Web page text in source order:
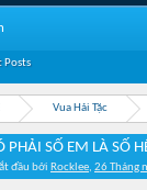
Vua Hải Tặc
PHẢI SỐ EM LÀ SỐ
đầu bởi Rocklee, 26 Tháng
Posts